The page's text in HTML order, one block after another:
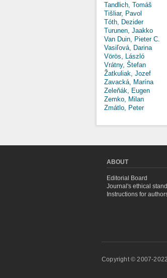
Tandlich, Tomáš
Tišliar, Pavol
Tóth, Dezider
Turunen, Jaakko
Van Duin, Pieter C.
Vasiľová, Darina
Vörös, László
Vrátny, Štefan
Žatkuliak, Jozef
Zavacká, Marína
Zeleňák, Eugen
Zemko, Milan
Zmátlo, Peter
ABOUT
Editorial Board
Journal's ethical
Instructions for
Copyright © 2007-